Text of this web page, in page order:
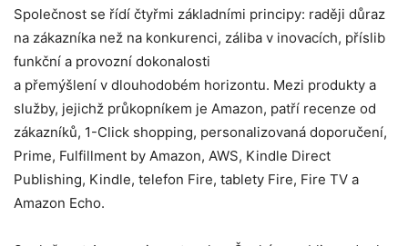
Společnost se řídí čtyřmi základními principy: raději důraz
na zákazníka než na konkurenci, záliba v inovacích, příslib
funkční a provozní dokonalosti
a přemýšlení v dlouhodobém horizontu. Mezi produkty a
služby, jejichž průkopníkem je Amazon, patří recenze od
zákazníků, 1-Click shopping, personalizovaná doporučení,
Prime, Fulfillment by Amazon, AWS, Kindle Direct
Publishing, Kindle, telefon Fire, tablety Fire, Fire TV a
Amazon Echo.